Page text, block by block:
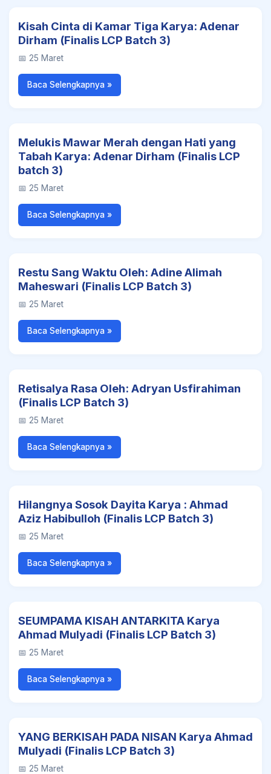
Kisah Cinta di Kamar Tiga Karya: Adenar
Dirham (Finalis LCP Batch 3)
📅 25 Maret
Baca Selengkapnya »
Melukis Mawar Merah dengan Hati yang
Tabah Karya: Adenar Dirham (Finalis LCP
batch 3)
📅 25 Maret
Baca Selengkapnya »
Restu Sang Waktu Oleh: Adine Alimah
Maheswari (Finalis LCP Batch 3)
📅 25 Maret
Baca Selengkapnya »
Retisalya Rasa Oleh: Adryan Usfirahiman
(Finalis LCP Batch 3)
📅 25 Maret
Baca Selengkapnya »
Hilangnya Sosok Dayita Karya : Ahmad
Aziz Habibulloh (Finalis LCP Batch 3)
📅 25 Maret
Baca Selengkapnya »
SEUMPAMA KISAH ANTARKITA Karya
Ahmad Mulyadi (Finalis LCP Batch 3)
📅 25 Maret
Baca Selengkapnya »
YANG BERKISAH PADA NISAN Karya Ahmad
Mulyadi (Finalis LCP Batch 3)
📅 25 Maret